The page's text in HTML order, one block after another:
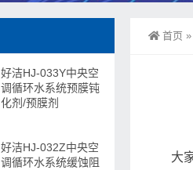
首页 »
大
好洁HJ-033Y中央空
调循环水系统预膜钝
化剂/预膜剂
好洁HJ-032Z中央空
调循环水系统缓蚀阻